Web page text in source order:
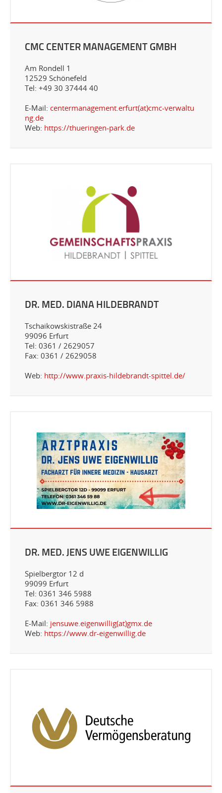
CMC CENTER MANAGEMENT GMBH
Am Rondell 1
12529 Schönefeld
Tel: +49 30 37444 40
E-Mail: centermanagement.erfurt(at)cmc-verwaltu
ng.de
Web: https://thueringen-park.de
DR. MED. DIANA HILDEBRANDT
Tschaikowskistraße 24
99096 Erfurt
Tel: 0361 / 2629057
Fax: 0361 / 2629058
Web: http://www.praxis-hildebrandt-spittel.de/
DR. MED. JENS UWE EIGENWILLIG
Spielbergtor 12 d
99099 Erfurt
Tel: 0361 346 5988
Fax: 0361 346 5988
E-Mail: jensuwe.eigenwillig(at)gmx.de
Web: https://www.dr-eigenwillig.de